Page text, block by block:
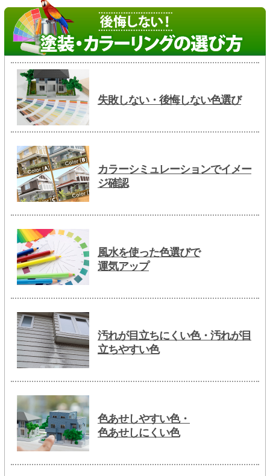
失敗しない・後悔しない色選び
カラーシミュレーションでイメー
ジ確認
風水を使った色選びで
運気アップ
汚れが目立ちにくい色・汚れが目
立ちやすい色
色あせしやすい色・
色あせしにくい色